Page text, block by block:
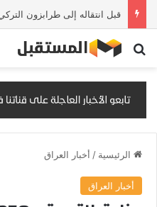
بحث عن
الرئيسية / أخبار العراق
أخبار العراق